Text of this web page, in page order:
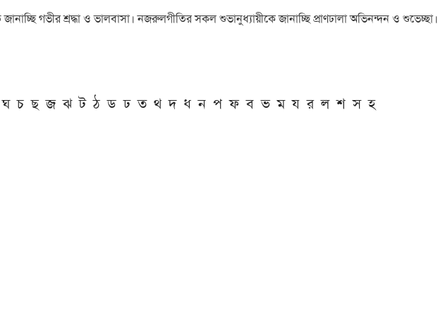
গভীর শ্রদ্ধা ও ভালবাসা। নজরুলগীতির সকল শুভানুধ্যায়ীকে জানাচ্ছি প্রাণঢালা অভিনন্দন ও শুভেচ্ছা।
ঘ চ ছ জ ঝ ট ঠ ড ঢ ত থ দ ধ ন প ফ ব ভ ম য র ল শ স হ